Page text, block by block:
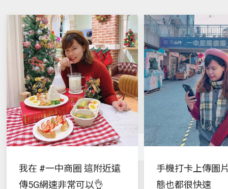
我在 #一中商圈 這附近遠
傳5G網速非常可以👌
手機打卡上傳圖
態也都很快速